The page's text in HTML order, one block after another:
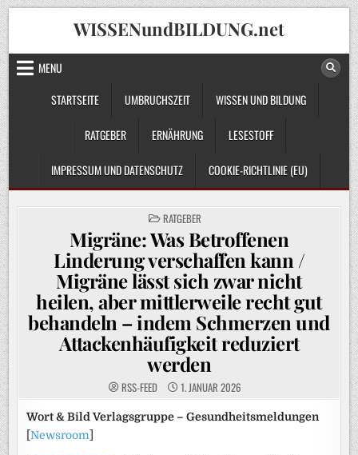
Skip
to
content
WISSENundBILDUNG.net
MENU
STARTSEITE
UMBRUCHSZEIT WISSEN UND BILDUNG
RATGEBER ERNÄHRUNG LESESTOFF
IMPRESSUM UND DATENSCHUTZ COOKIE-RICHTLINIE (EU)
POSTED
IN
RATGEBER
Migräne: Was Betroffenen
Linderung verschaffen kann /
Migräne lässt sich zwar nicht
heilen, aber mittlerweile recht gut
behandeln – indem Schmerzen und
Attackenhäufigkeit reduziert
werden
RSS-FEED 1. JANUAR 2026
Wort & Bild Verlagsgruppe – Gesundheitsmeldungen
[Newsroom